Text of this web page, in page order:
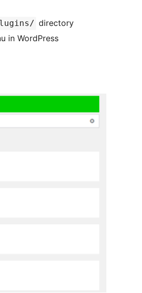
directory
in WordPress